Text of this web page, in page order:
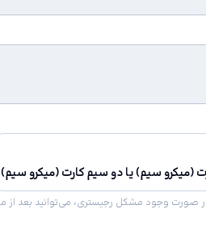
(میکرو سیم) یا دو سیم کارت (میکرو سیم)